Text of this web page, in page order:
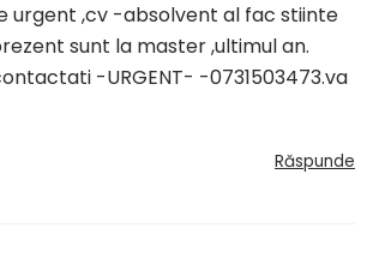
urgent ,cv -absolvent al fac stiinte
sunt la master ,ultimul an.
-URGENT- -0731503473.va
Răspunde